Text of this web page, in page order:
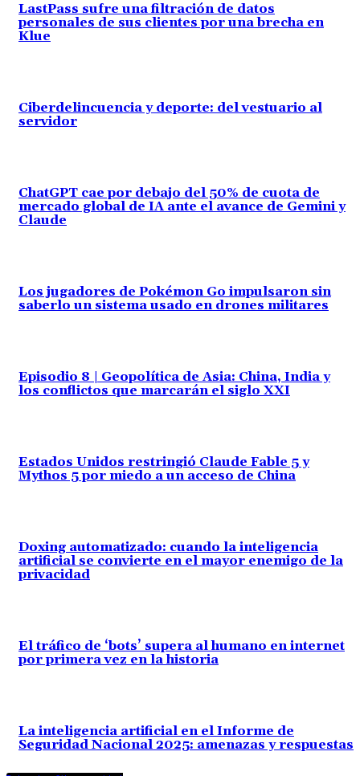
LastPass sufre una filtración de datos
personales de sus clientes por una brecha en
Klue
Ciberdelincuencia y deporte: del vestuario al
servidor
ChatGPT cae por debajo del 50% de cuota de
mercado global de IA ante el avance de Gemini y
Claude
Los jugadores de Pokémon Go impulsaron sin
saberlo un sistema usado en drones militares
Episodio 8 | Geopolítica de Asia: China, India y
los conflictos que marcarán el siglo XXI
Estados Unidos restringió Claude Fable 5 y
Mythos 5 por miedo a un acceso de China
Doxing automatizado: cuando la inteligencia
artificial se convierte en el mayor enemigo de la
privacidad
El tráfico de ‘bots’ supera al humano en internet
por primera vez en la historia
La inteligencia artificial en el Informe de
Seguridad Nacional 2025: amenazas y respuestas